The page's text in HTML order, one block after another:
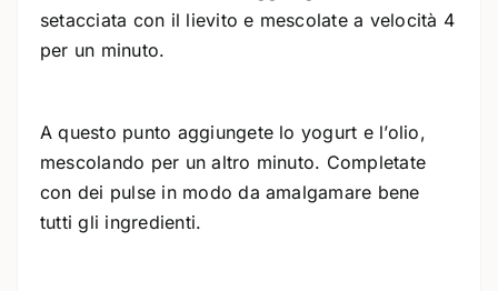
setacciata con il lievito e mescolate a velocità 4
per un minuto.
A questo punto aggiungete lo yogurt e l’olio,
mescolando per un altro minuto. Completate
con dei pulse in modo da amalgamare bene
tutti gli ingredienti.